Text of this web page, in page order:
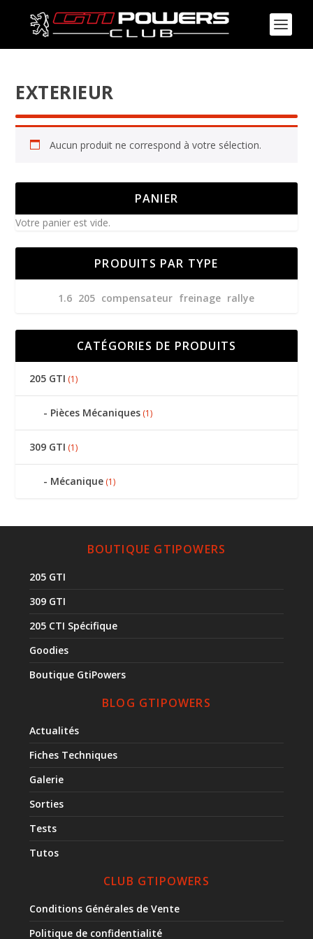
EXTERIEUR
Aucun produit ne correspond à votre sélection.
PANIER
Votre panier est vide.
PRODUITS PAR TYPE
1.6 205 compensateur freinage rallye
CATÉGORIES DE PRODUITS
205 GTI (1)
Pièces Mécaniques (1)
309 GTI (1)
Mécanique (1)
BOUTIQUE GTIPOWERS
205 GTI
309 GTI
205 CTI Spécifique
Goodies
Boutique GtiPowers
BLOG GTIPOWERS
Actualités
Fiches Techniques
Galerie
Sorties
Tests
Tutos
CLUB GTIPOWERS
Conditions Générales de Vente
Politique de confidentialité